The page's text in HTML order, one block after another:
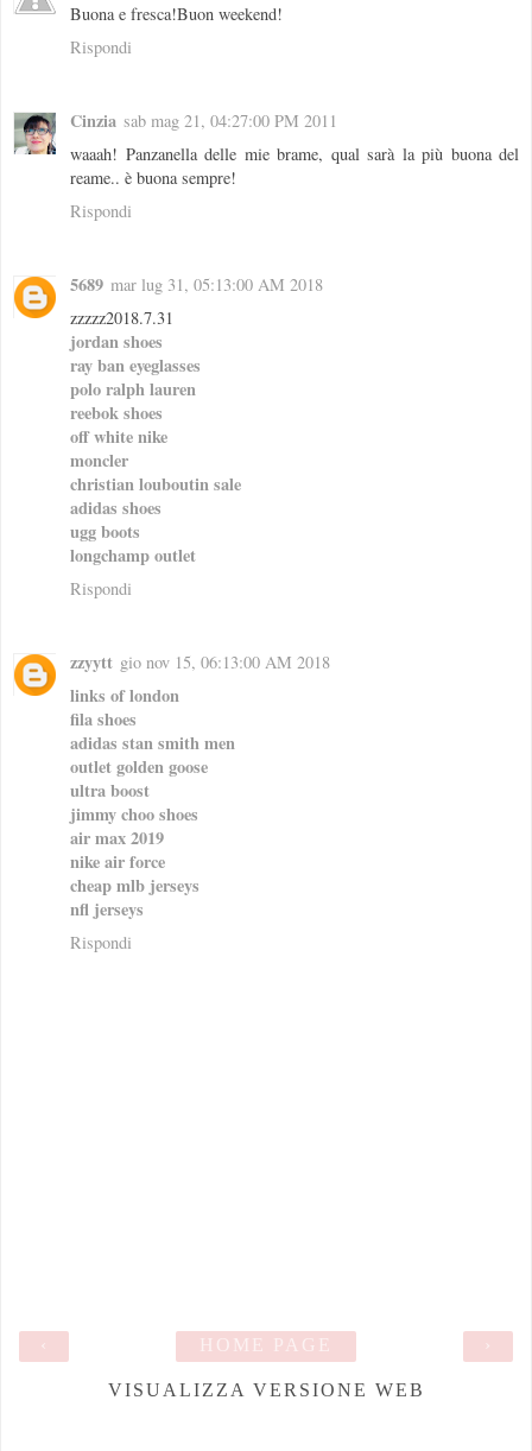
Buona e fresca!Buon weekend!
Rispondi
Cinzia sab mag 21, 04:27:00 PM 2011
waaah! Panzanella delle mie brame, qual sarà la più buona del
reame.. è buona sempre!
Rispondi
5689 mar lug 31, 05:13:00 AM 2018
zzzzz2018.7.31
jordan shoes
ray ban eyeglasses
polo ralph lauren
reebok shoes
off white nike
moncler
christian louboutin sale
adidas shoes
ugg boots
longchamp outlet
Rispondi
zzyytt gio nov 15, 06:13:00 AM 2018
links of london
fila shoes
adidas stan smith men
outlet golden goose
ultra boost
jimmy choo shoes
air max 2019
nike air force
cheap mlb jerseys
nfl jerseys
Rispondi
›
HOME PAGE
VISUALIZZA VERSIONE WEB